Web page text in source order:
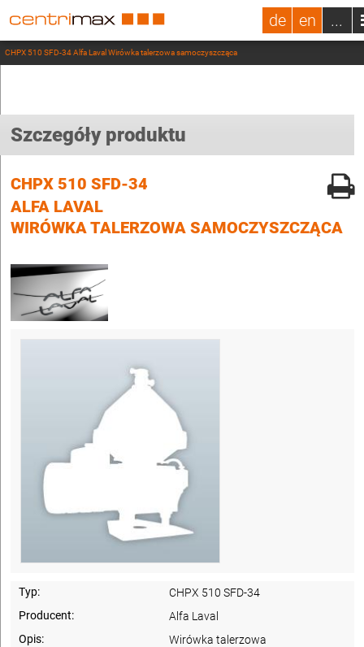
de en ...
CHPX 510 SFD-34 Alfa Laval Wirówka talerzowa samoczyszcząca
Szczegóły produktu
CHPX 510 SFD-34
ALFA LAVAL
WIRÓWKA TALERZOWA SAMOCZYSZCZĄCA
Typ:
CHPX 510 SFD-34
Producent:
Alfa Laval
Opis:
Wirówka talerzowa